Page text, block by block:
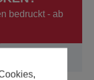
bedruckt - ab